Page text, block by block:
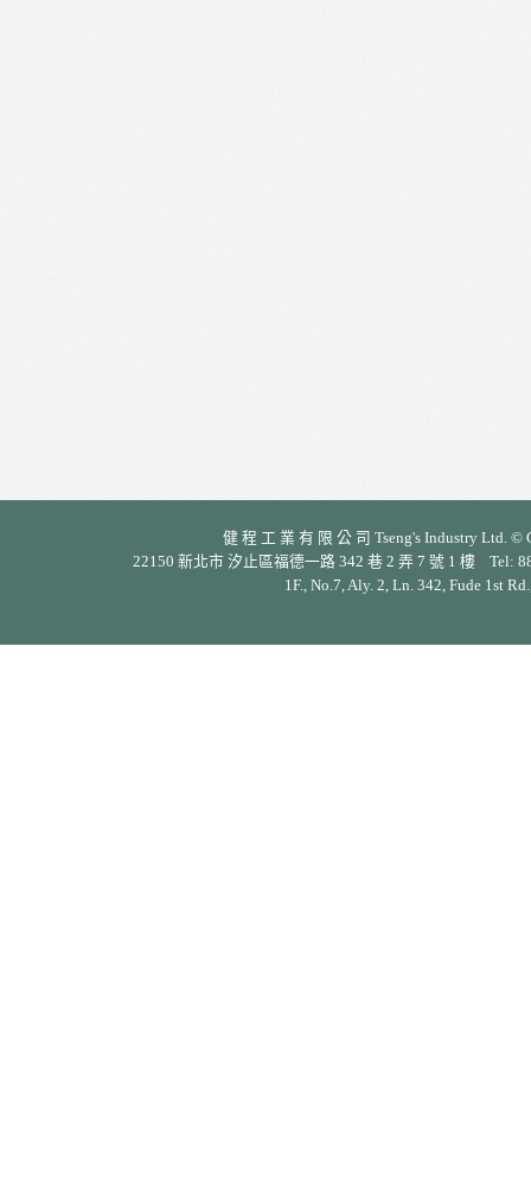
健 程 工 業 有 限 公 司 Tseng's Industry Ltd.
22150 新北市 汐止區福德一路 342 巷 2 弄 7 號 1 樓 Tel:
1F., No.7, Aly. 2, Ln. 342, Fude 1st